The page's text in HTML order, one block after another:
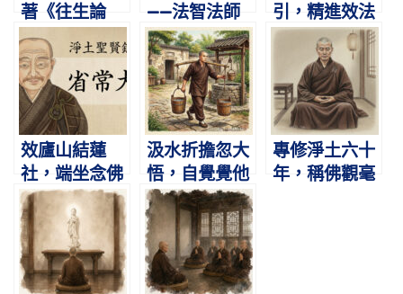
著《往生論
註》｜曇鸞大
師｜淨土聖賢
錄選譯4
——法智法師
精勤念佛往生
記｜淨土聖賢
錄選譯5
引，精進效法
得往生｜僧炫
（啟芳、圓
果）｜淨土聖
賢錄選譯6
效廬山結蓮
社，端坐念佛
往生｜省常大
師｜淨土聖賢
錄選譯10
汲水折擔忽大
悟，自覺覺他
歸淨土｜義懷
法師｜淨土聖
賢錄選譯11
專修淨土六十
年，稱佛觀毫